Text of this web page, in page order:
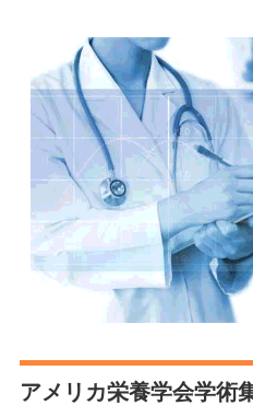
アメリカ栄養学会学術